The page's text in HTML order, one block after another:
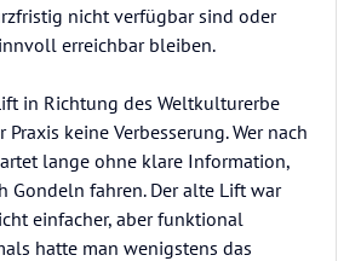
nicht verfügbar sind oder
erreichbar bleiben.
in Richtung des Weltkulturerbe
Praxis keine Verbesserung. Wer nach
lange ohne klare Information,
Gondeln fahren. Der alte Lift war
einfacher, aber funktional
hatte man wenigstens das